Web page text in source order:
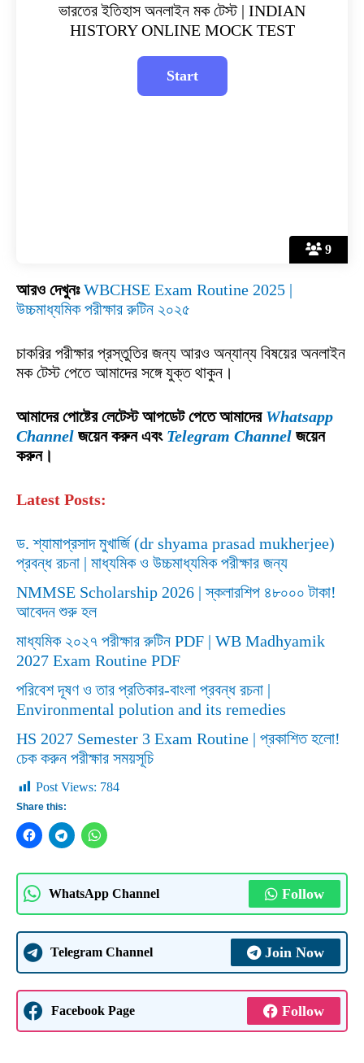
9
ভারতের ইতিহাস অনলাইন মক টেস্ট | INDIAN
HISTORY ONLINE MOCK TEST
আরও দেখুনঃ WBCHSE Exam Routine 2025 |
উচ্চমাধ্যমিক পরীক্ষার রুটিন ২০২৫
চাকরির পরীক্ষার প্রস্তুতির জন্য আরও অন্যান্য বিষয়ের অনলাইন
মক টেস্ট পেতে আমাদের সঙ্গে যুক্ত থাকুন।
আমাদের পোষ্টের লেটেস্ট আপডেট পেতে আমাদের Whatsapp
Channel জয়েন করুন এবং Telegram Channel জয়েন
করুন।
Latest Posts:
ড. শ্যামাপ্রসাদ মুখার্জি (dr shyama prasad mukherjee)
প্রবন্ধ রচনা | মাধ্যমিক ও উচ্চমাধ্যমিক পরীক্ষার জন্য
NMMSE Scholarship 2026 | স্কলারশিপ ৪৮০০০ টাকা!
আবেদন শুরু হল
মাধ্যমিক ২০২৭ পরীক্ষার রুটিন PDF | WB Madhyamik
2027 Exam Routine PDF
পরিবেশ দূষণ ও তার প্রতিকার-বাংলা প্রবন্ধ রচনা |
Environmental polution and its remedies
HS 2027 Semester 3 Exam Routine | প্রকাশিত হলো!
চেক করুন পরীক্ষার সময়সূচি
Post Views: 784
Share this:
WhatsApp Channel Follow
Telegram Channel Join Now
Facebook Page Follow